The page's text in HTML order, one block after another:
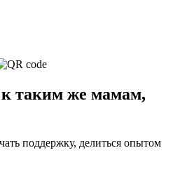
к таким же мамам,
поддержку, делиться опытом